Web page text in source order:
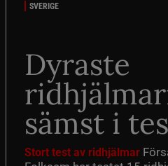
SVERIGE
Dyraste
sämst i
Stort test av ridhjälmar